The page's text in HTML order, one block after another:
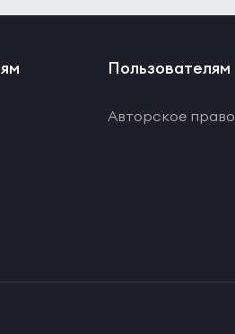
Пользователям
Авторское право